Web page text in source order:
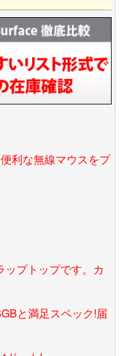
利な無線マウスをプ
ップトップです。カ
と満足スペック!届